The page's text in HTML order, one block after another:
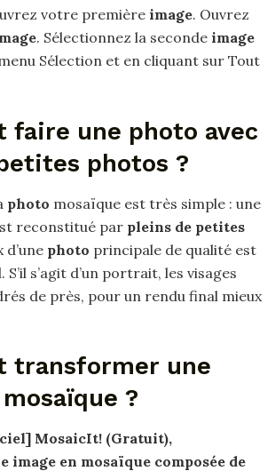
votre première image. Ouvrez
. Sélectionnez la seconde image
Sélection et en cliquant sur Tout
faire une photo avec
photos ?
photo mosaïque est très simple : une
reconstitué par pleins de petites
d’une photo principale de qualité est
s’agit d’un portrait, les visages
de près, pour un rendu final mieux
transformer une
?
MosaicIt! (Gratuit),
image en mosaïque composée de